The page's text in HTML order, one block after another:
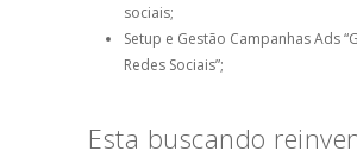
sociais;
Setup e Gestão Campanhas Ads
Redes Sociais”;
Esta buscando